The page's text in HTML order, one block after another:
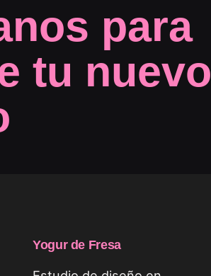
para
tu nuevo
Yogur de Fresa